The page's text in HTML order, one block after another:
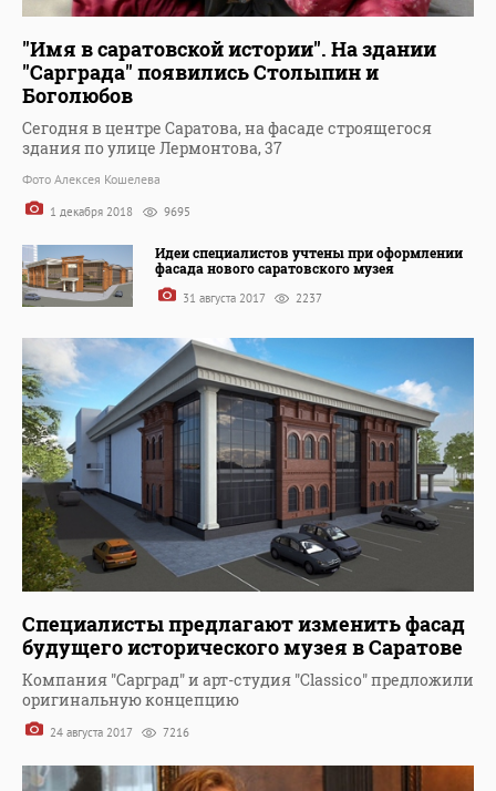
"Имя в саратовской истории". На здании
"Сарграда" появились Столыпин и
Боголюбов
Сегодня в центре Саратова, на фасаде строящегося
здания по улице Лермонтова, 37
Фото Алексея Кошелева
1 декабря 2018 9695
Идеи специалистов учтены при оформлении
фасада нового саратовского музея
31 августа 2017 2237
Специалисты предлагают изменить фасад
будущего исторического музея в Саратове
Компания "Сарград" и арт-студия "Classico" предложили
оригинальную концепцию
24 августа 2017 7216